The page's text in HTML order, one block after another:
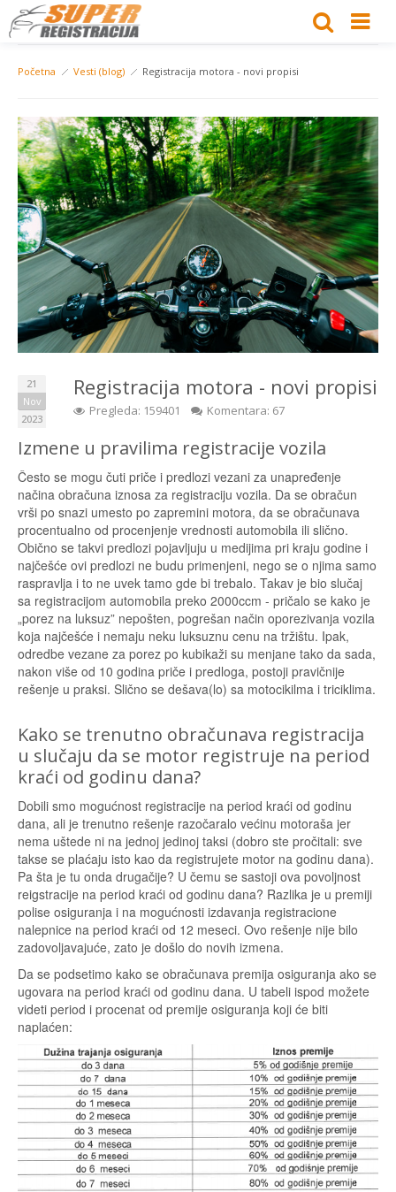
Početna Vesti (blog) Registracija motora - novi propisi
21
Nov
2023
Registracija motora - novi propisi
Pregleda: 159401 Komentara: 67
Izmene u pravilima registracije vozila
Često se mogu čuti priče i predlozi vezani za unapređenje
načina obračuna iznosa za registraciju vozila. Da se obračun
vrši po snazi umesto po zapremini motora, da se obračunava
procentualno od procenjenje vrednosti automobila ili slično.
Obično se takvi predlozi pojavljuju u medijima pri kraju godine i
najčešće ovi predlozi ne budu primenjeni, nego se o njima samo
raspravlja i to ne uvek tamo gde bi trebalo. Takav je bio slučaj
sa registracijom automobila preko 2000ccm - pričalo se kako je
„porez na luksuz” nepošten, pogrešan način oporezivanja vozila
koja najčešće i nemaju neku luksuznu cenu na tržištu. Ipak,
odredbe vezane za porez po kubikaži su menjane tako da sada,
nakon više od 10 godina priče i predloga, postoji pravičnije
rešenje u praksi. Slično se dešava(lo) sa motocikilma i triciklima.
Kako se trenutno obračunava registracija
u slučaju da se motor registruje na period
kraći od godinu dana?
Dobili smo mogućnost registracije na period kraći od godinu
dana, ali je trenutno rešenje razočaralo većinu motoraša jer
nema uštede ni na jednoj jedinoj taksi (dobro ste pročitali: sve
takse se plaćaju isto kao da registrujete motor na godinu dana).
Pa šta je tu onda drugačije? U čemu se sastoji ova povoljnost
reigstracije na period kraći od godinu dana? Razlika je u premiji
polise osiguranja i na mogućnosti izdavanja registracione
nalepnice na period kraći od 12 meseci. Ovo rešenje nije bilo
zadovoljavajuće, zato je došlo do novih izmena.
Da se podsetimo kako se obračunava premija osiguranja ako se
ugovara na period kraći od godinu dana. U tabeli ispod možete
videti period i procenat od premije osiguranja koji će biti
naplaćen: